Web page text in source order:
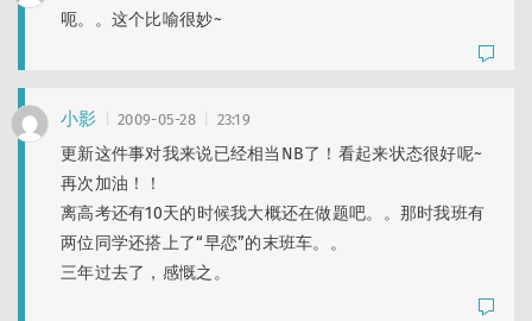
呃。。这个比喻很妙~
小影 2009-05-28 23:19
更新这件事对我来说已经相当NB了！看起来状态很好呢~
再次加油！！
离高考还有10天的时候我大概还在做题吧。。那时我班有
两位同学还搭上了“早恋”的末班车。。
三年过去了，感慨之。
Sam Wanng